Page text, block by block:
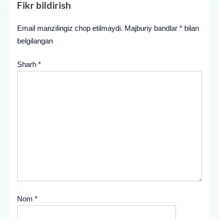
Fikr bildirish
Email manzilingiz chop etilmaydi. Majburiy bandlar * bilan
belgilangan
Sharh *
Nom *